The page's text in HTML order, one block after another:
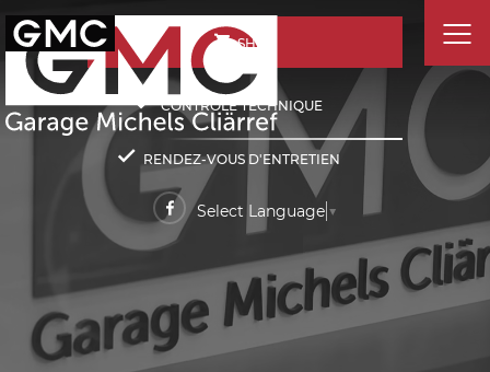
SHOP
CONTRÔLE TECHNIQUE
RENDEZ-VOUS D'ENTRETIEN
Select Language ▼